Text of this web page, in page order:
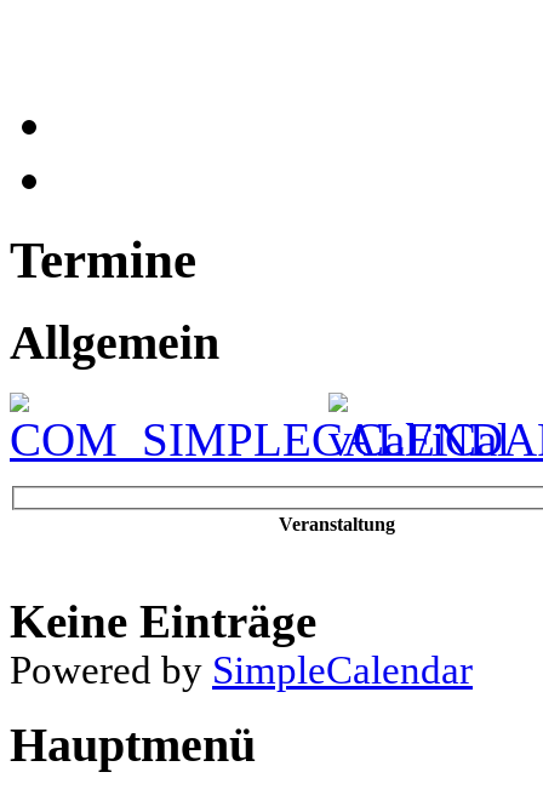
Termine
Allgemein
Veranstaltung
Keine Einträge
Powered by SimpleCalendar
Hauptmenü